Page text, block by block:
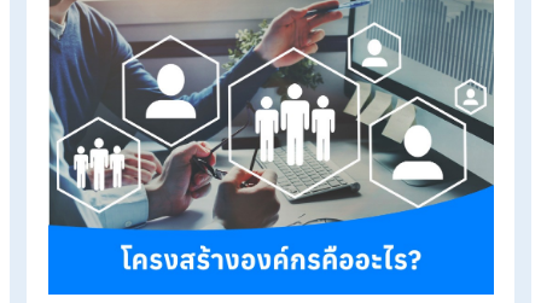
รู้จักโปรแกรม HR ของ HumanSoft เพิ่มเติม
โปรแกรมคำนวณเงินเดือนอัตโนมัติ
ระบบลงเวลาทำงานออนไลน์
ราคาโปรแกรมเงินเดือน เริ่มต้น 590 บาท/เดือน
ทดลองใช้งานฟรี 30 วัน
โครงสร้างองค์กรคืออะไร มีความสำคัญอย่างไร